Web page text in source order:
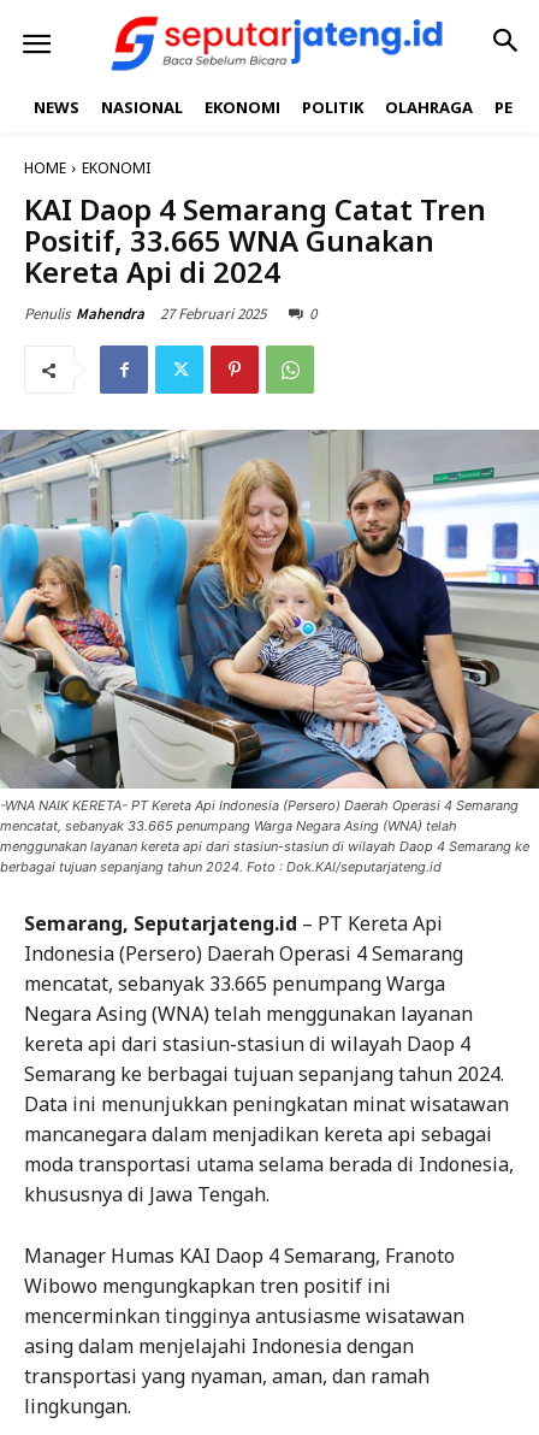
NEWS NASIONAL EKONOMI POLITIK OLAHRAGA
HOME EKONOMI
KAI Daop 4 Semarang Catat Tren
Positif, 33.665 WNA Gunakan
Kereta Api di 2024
Penulis Mahendra 27 Februari 2025 0
-WNA NAIK KERETA- PT Kereta Api Indonesia (Persero) Daerah Operasi 4 Semarang
mencatat, sebanyak 33.665 penumpang Warga Negara Asing (WNA) telah
menggunakan layanan kereta api dari stasiun-stasiun di wilayah Daop 4 Semarang ke
berbagai tujuan sepanjang tahun 2024. Foto : Dok.KAI/seputarjateng.id
Semarang, Seputarjateng.id – PT Kereta Api
Indonesia (Persero) Daerah Operasi 4 Semarang
mencatat, sebanyak 33.665 penumpang Warga
Negara Asing (WNA) telah menggunakan layanan
kereta api dari stasiun-stasiun di wilayah Daop 4
Semarang ke berbagai tujuan sepanjang tahun 2024.
Data ini menunjukkan peningkatan minat wisatawan
mancanegara dalam menjadikan kereta api sebagai
moda transportasi utama selama berada di Indonesia,
khususnya di Jawa Tengah.
Manager Humas KAI Daop 4 Semarang, Franoto
Wibowo mengungkapkan tren positif ini
mencerminkan tingginya antusiasme wisatawan
asing dalam menjelajahi Indonesia dengan
transportasi yang nyaman, aman, dan ramah
lingkungan.